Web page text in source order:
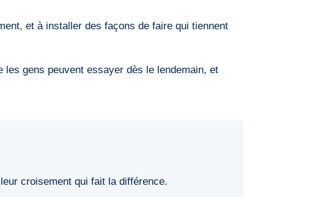
et à installer des façons de faire qui tiennent
gens peuvent essayer dès le lendemain, et
croisement qui fait la différence.